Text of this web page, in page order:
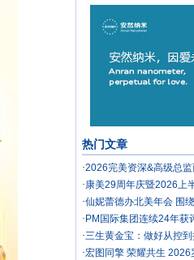
热门文章
·2026完美资深&高级总
·康美29周年庆暨2026上
·仙妮蕾德办北美年会 围
· PM国际集团连续24年获
·三生黄金宝：做好从控
·宏图同擎 荣耀共生 2026